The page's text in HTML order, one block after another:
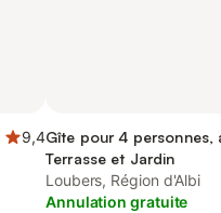
9,4Gîte pour 4 personnes,
Terrasse et Jardin
Loubers, Région d'Albi
Annulation gratuite